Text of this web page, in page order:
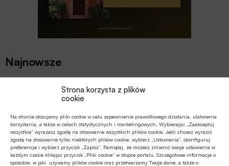
Strona korzysta z plików
cookie
Na stronie stosujemy pliki cookie w celu zapewnienie prawidłowego działania, ułatwienia
korzystania, a także w celach statystycznych i marketingowych. Wybierając „Zaakceptuj
wszystkie” wyrażasz zgodę na stosowanie wszystkich plików cookie. Jeśli chcesz wyrazić
zgodę na stosowanie tylko niektórych plików cookie, wybierz „Ustawienia”, skonfiguruj
preferencje i wybierz przycisk „Zapisz”. Pamiętaj, że możesz zmienić swoje ustawienia w
każdym czasie klikając przycisk „Pliki cookie” w stopce portalu. Szczegółowe informacje o
sposobie, w jaki używamy plików cookie oraz przetwarzamy Twoje dane, a także o
Najnowsze
EDUKACJA FINANSOWA
Przedszkole to kluczowy etap – to
finansową łatwiej i szybciej
MULTIMEDIA
Jakie są zalety fazy Discovery?